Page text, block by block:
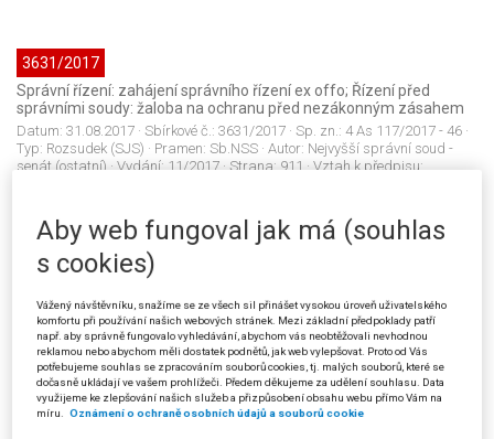
3631/2017
Správní řízení: zahájení správního řízení ex offo; Řízení před
správními soudy: žaloba na ochranu před nezákonným zásahem
Datum: 31.08.2017 · Sbírkové č.: 3631/2017 · Sp. zn.: 4 As 117/2017 - 46 ·
Typ: Rozsudek (SJS) · Pramen: Sb.NSS · Autor: Nejvyšší správní soud -
senát (ostatní) · Vydání: 11/2017 · Strana: 911 · Vztah k předpisu:
JUD153537CZ 3 Ans 1/2009 - 58; JUD187790CZ 5 Ans 11/2010 - 104;
JUD322899CZ 3 As 141/2015 - 29; JUD345749CZ 2 As 285/2016 - 86;
JUD349217CZ 30 A 30/2017 - 44;
3632/2017
Řízení před soudem: stavení lhůty pro podání návrhu; osvobození
od soudních poplatků
Datum:29.08.2017· Sbírkové č.:3632/2017· Sp. zn.: 5 As 154/2016 - 62
Typ:Rozsudek (SJS)· Pramen:Sb.NSS· Autor:Nejvyšší správní soud -
Aby web fungoval jak má (souhlas
s cookies)
Vážený návštěvníku, snažíme se ze všech sil přinášet vysokou úroveň uživatelského
komfortu při používání našich webových stránek. Mezi základní předpoklady patří
např. aby správně fungovalo vyhledávání, abychom vás neobtěžovali nevhodnou
reklamou nebo abychom měli dostatek podnětů, jak web vylepšovat. Proto od Vás
potřebujeme souhlas se zpracováním souborů cookies, tj. malých souborů, které se
dočasně ukládají ve vašem prohlížeči. Předem děkujeme za udělení souhlasu. Data
využijeme ke zlepšování našich služeb a přizpůsobení obsahu webu přímo Vám na
míru.
Oznámení o ochraně osobních údajů a souborů cookie